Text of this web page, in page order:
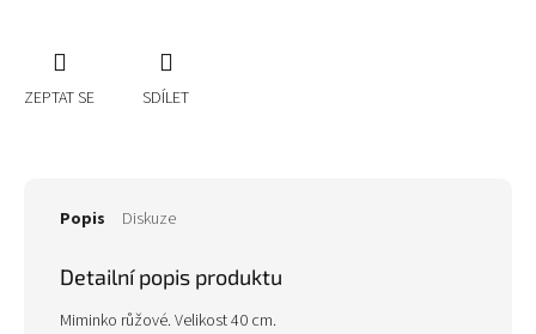
ZEPTAT SE SDÍLET
Popis Diskuze
Detailní popis produktu
Miminko růžové. Velikost 40 cm.